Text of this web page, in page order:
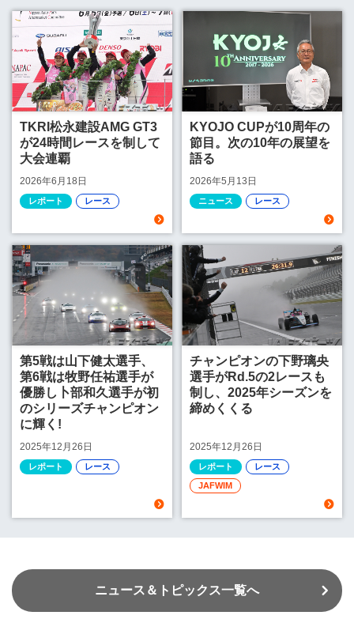
TKRI松永建設AMG GT3
が24時間レースを制して
大会連覇
2026年6月18日
レポート レース
KYOJO CUPが10周年の
節目。次の10年の展望を
語る
2026年5月13日
ニュース レース
第5戦は山下健太選手、
第6戦は牧野任祐選手が
優勝し卜部和久選手が初
のシリーズチャンピオン
に輝く!
2025年12月26日
レポート レース
チャンピオンの下野璃央
選手がRd.5の2レースも
制し、2025年シーズンを
締めくくる
2025年12月26日
レポート
レース
JAFWIM
ニュース＆トピックス一覧へ